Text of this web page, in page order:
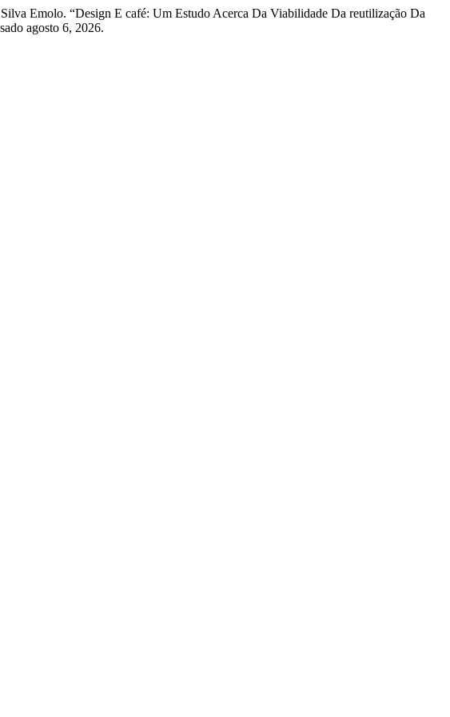
Emolo. “Design E café: Um Estudo Acerca Da Viabilidade Da reutilização Da
agosto 6, 2026.